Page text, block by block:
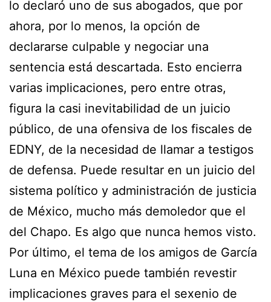
lo declaró uno de sus abogados, que por
ahora, por lo menos, la opción de
declararse culpable y negociar una
sentencia está descartada. Esto encierra
varias implicaciones, pero entre otras,
figura la casi inevitabilidad de un juicio
público, de una ofensiva de los fiscales de
EDNY, de la necesidad de llamar a testigos
de defensa. Puede resultar en un juicio del
sistema político y administración de justicia
de México, mucho más demoledor que el
del Chapo. Es algo que nunca hemos visto.
Por último, el tema de los amigos de García
Luna en México puede también revestir
implicaciones graves para el sexenio de